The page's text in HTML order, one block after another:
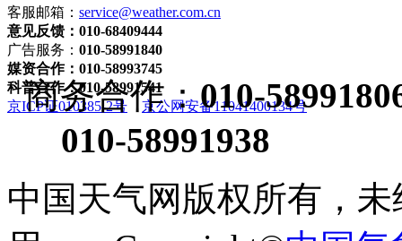
客服邮箱： service@weather.com.cn
意见反馈：010-68409444
广告服务： 010-58991840
媒资合作：010-58993745
科普合作：010-58991541
京ICP证010385-2号
京公网安备11041400134号
商务合作：010-
010-58991938
中国天气网版权所有，